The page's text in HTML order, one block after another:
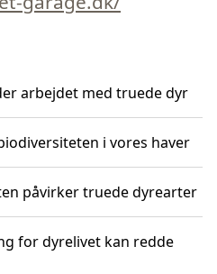
arbejdet med truede dyr
i vores haver
påvirker truede dyrearter
for dyrelivet kan redde